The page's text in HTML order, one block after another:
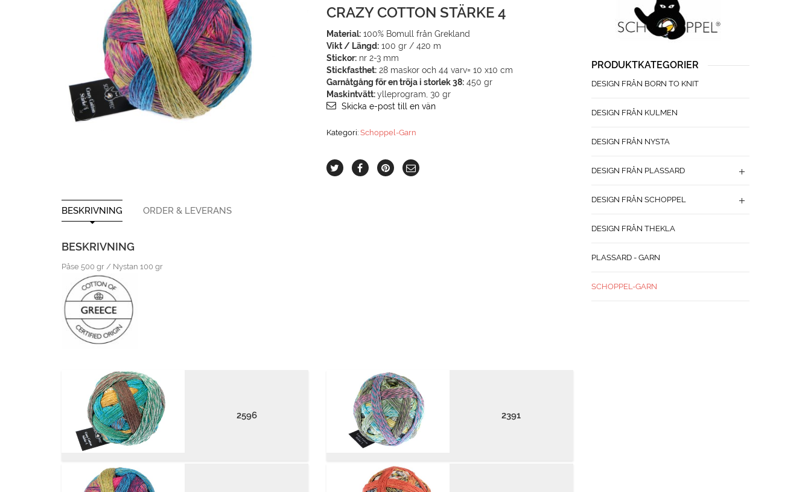
CRAZY COTTON STÄRKE 4
Material:100% Bomull från Grekland
Vikt / Längd:100 gr / 420 m
Stickor:nr 2-3 mm
Stickfasthet:28 maskor och 44 varv= 10 x10 cm
Garnåtgång för en tröja i storlek 38:450 gr
Maskintvätt:ylleprogram, 30 gr
Skicka e-post till en vän
Kategori: Schoppel-Garn
BESKRIVNING ORDER & LEVERANS
BESKRIVNING
Påse 500 gr / Nystan 100 gr
2596 2391
PRODUKTKATEGORIER
DESIGN FRÅN BORN TO KNIT
DESIGN FRÅN KULMEN
DESIGN FRÅN NYSTA
DESIGN FRÅN PLASSARD
DESIGN FRÅN SCHOPPEL
DESIGN FRÅN THEKLA
PLASSARD - GARN
SCHOPPEL-GARN